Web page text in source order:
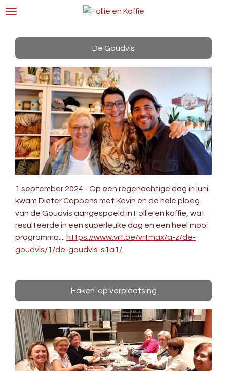
Ga
hoofdinhoud
De Goudvis
1 september 2024 - Op een regenachtige dag in juni
kwam Dieter Coppens met Kevin en de hele ploeg
van de Goudvis aangespoeld in Follie en koffie, wat
resulteerde in een superleuke dag en een heel mooi
programma....
https://www.vrt.be/vrtmax/a-z/de-
goudvis/1/de-goudvis-s1a1/
Haken op verplaatsing